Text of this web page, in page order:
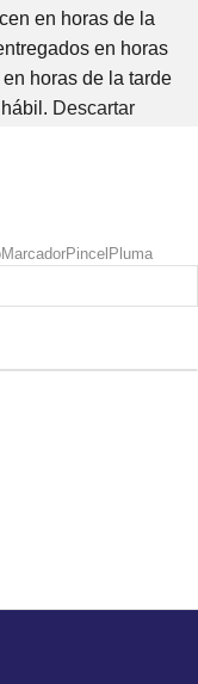
en horas de la
en horas
horas de la tarde
Descartar
MarcadorPincel Pluma